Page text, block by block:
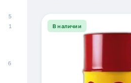
5
1
6
В наличии